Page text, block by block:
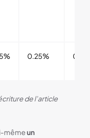
0.25% 0%
de l’article
mêmeun